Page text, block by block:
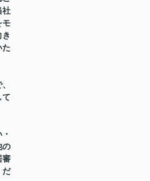
社
モ
た
て
の
審
だ